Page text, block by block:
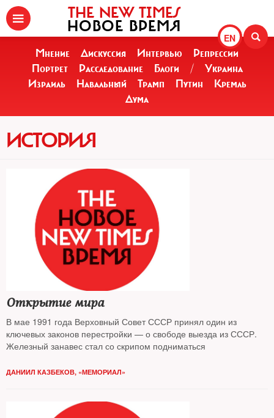
EN
THE NEW TIMES
НОВОЕ ВРЕМЯ
Мнение Дискуссия Интервью
Репрессии
Портрет
Расследование Блоги /
Украина
Израиль
Навальный Трамп Путин
Кремль
Дума
ИСТОРИЯ
Открытие мира
В мае 1991 года Верховный Совет СССР принял один из
ключевых законов перестройки — о свободе выезда из СССР.
Железный занавес стал со скрипом подниматься
ДАНИИЛ КАЗБЕКОВ, «МЕМОРИАЛ»